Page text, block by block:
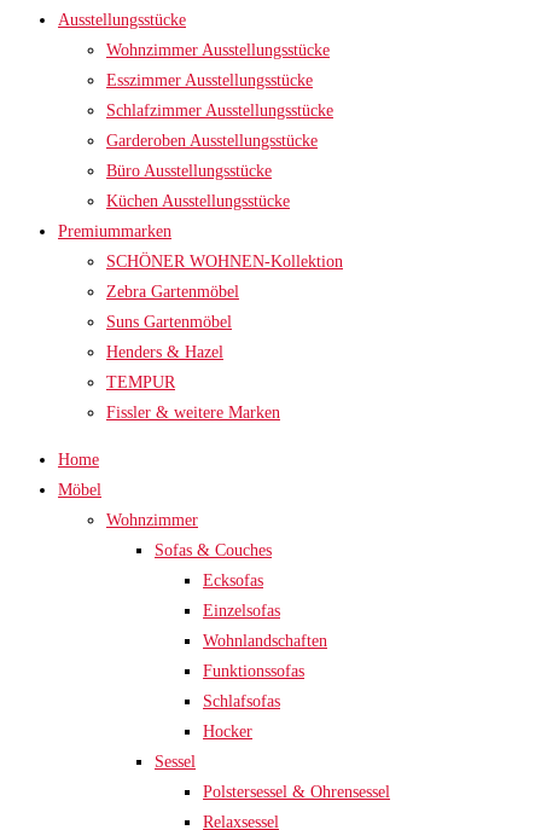
Ausstellungsstücke
Wohnzimmer Ausstellungsstücke
Esszimmer Ausstellungsstücke
Schlafzimmer Ausstellungsstücke
Garderoben Ausstellungsstücke
Büro Ausstellungsstücke
Küchen Ausstellungsstücke
Premiummarken
SCHÖNER WOHNEN-Kollektion
Zebra Gartenmöbel
Suns Gartenmöbel
Henders & Hazel
TEMPUR
Fissler & weitere Marken
Home
Möbel
Wohnzimmer
Sofas & Couches
Ecksofas
Einzelsofas
Wohnlandschaften
Funktionssofas
Schlafsofas
Hocker
Sessel
Polstersessel & Ohrensessel
Relaxsessel